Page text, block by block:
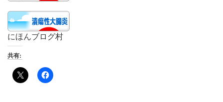
にほんブログ村
共有: